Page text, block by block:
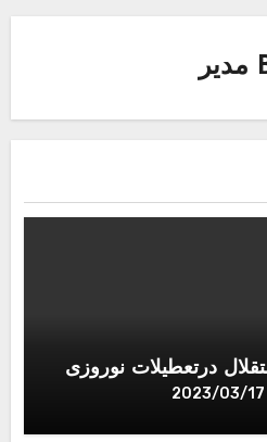
مدیر
درتعطیلات نوروزی
2023/03/17